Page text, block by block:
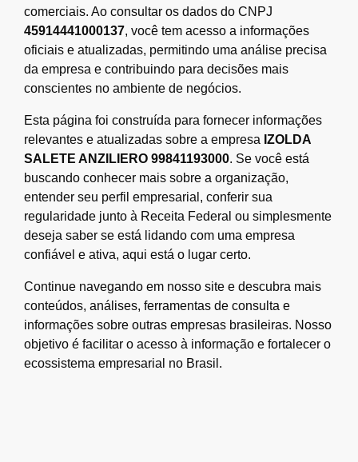
comerciais. Ao consultar os dados do CNPJ
45914441000137, você tem acesso a informações
oficiais e atualizadas, permitindo uma análise precisa
da empresa e contribuindo para decisões mais
conscientes no ambiente de negócios.
Esta página foi construída para fornecer informações
relevantes e atualizadas sobre a empresa IZOLDA
SALETE ANZILIERO 99841193000. Se você está
buscando conhecer mais sobre a organização,
entender seu perfil empresarial, conferir sua
regularidade junto à Receita Federal ou simplesmente
deseja saber se está lidando com uma empresa
confiável e ativa, aqui está o lugar certo.
Continue navegando em nosso site e descubra mais
conteúdos, análises, ferramentas de consulta e
informações sobre outras empresas brasileiras. Nosso
objetivo é facilitar o acesso à informação e fortalecer o
ecossistema empresarial no Brasil.